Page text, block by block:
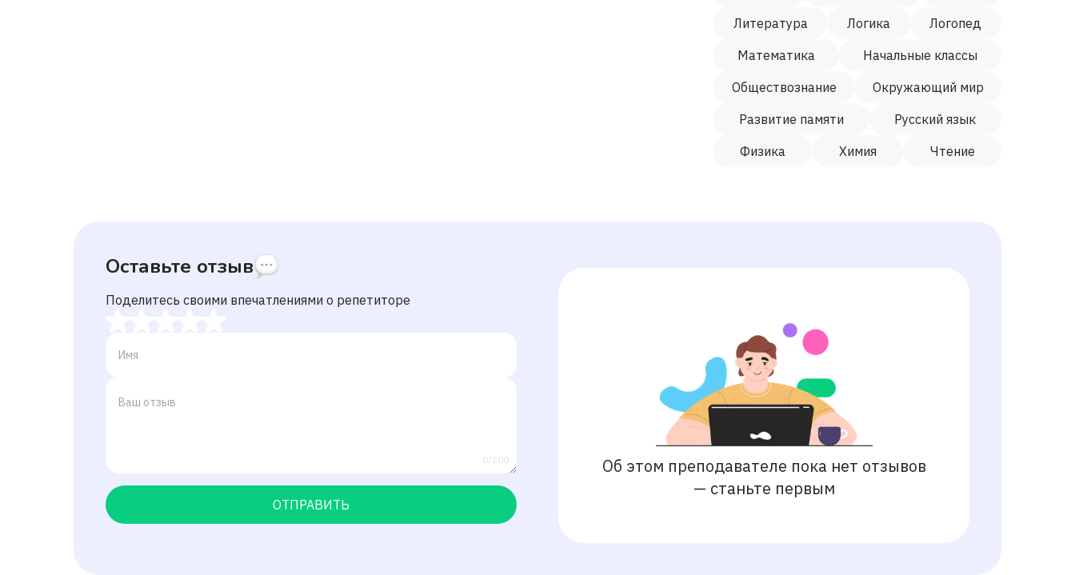
Литература
Логика
Логопед
Математика
Начальные классы
Обществознание
Окружающий мир
Развитие памяти
Русский язык
Физика
Химия Чтение
Оставьте отзыв
Поделитесь своими впечатлениями о репетиторе
0/200
ОТПРАВИТЬ
Об этом преподавателе пока нет отзывов
— станьте первым